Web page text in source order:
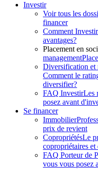
Investir
Voir tous les
financer
Comment
avantages?
Placement en
management
Diversification et
Comment le
diversifier?
FAQ InvestirLes
posez avant
Se financer
Immobilier
prix de revient
CopropriétésLe
copropriétaires et
FAQ Porteur de
vous vous posez